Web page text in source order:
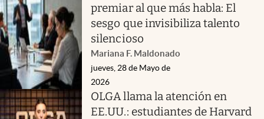
premiar al que más habla: El
sesgo que invisibiliza talento
silencioso
Mariana F. Maldonado
jueves, 28 de Mayo de
2026
OLGA llama la atención en
EE.UU.: estudiantes de Harvard